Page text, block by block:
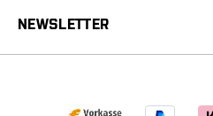
NEWSLETTER